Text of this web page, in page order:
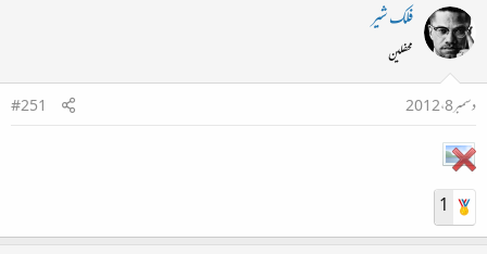
فلک شیر
محفلین
دسمبر 8، 2012
#251
1